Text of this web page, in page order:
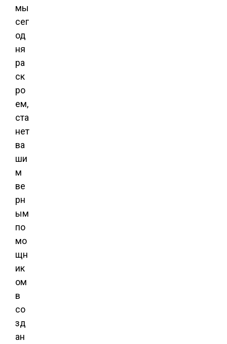
мы
сег
од
ня
ра
ск
ро
ем,
ста
нет
ва
ши
м
ве
рн
ым
по
мо
щн
ик
ом
в
со
зд
ан